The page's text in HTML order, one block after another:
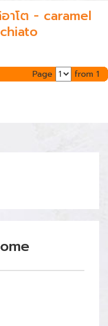
อาโต - caramel
Page from 1